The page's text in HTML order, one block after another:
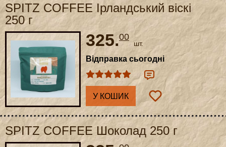
SPITZ COFFEE Ірландський віскі
250 г
325.00
шт.
Відправка сьогодні
У КОШИК
SPITZ COFFEE Шоколад 250 г